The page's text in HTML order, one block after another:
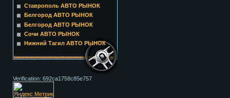
Ставрополь АВТО РЫНОК
Белгород АВТО РЫНОК
Белгород АВТО РЫНОК
Сочи АВТО РЫНОК
Нижний Тагил АВТО РЫНОК
Verification: 692ca1758c85e757